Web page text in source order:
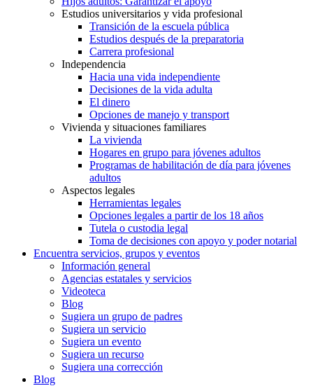
Estudios universitarios y vida profesional
Transición de la escuela pública
Estudios después de la preparatoria
Carrera profesional
Independencia
Hacia una vida independiente
Decisiones de la vida adulta
El dinero
Opciones de manejo y transport
Vivienda y situaciones familiares
La vivienda
Hogares en grupo para jóvenes adultos
Programas de habilitación de día para jóvenes
adultos
Aspectos legales
Herramientas legales
Opciones legales a partir de los 18 años
Tutela o custodia legal
Toma de decisiones con apoyo y poder notarial
Encuentra servicios, grupos y eventos
Información general
Agencias estatales y servicios
Videoteca
Blog
Sugiera un grupo de padres
Sugiera un servicio
Sugiera un evento
Sugiera un recurso
Sugiera una corrección
Blog